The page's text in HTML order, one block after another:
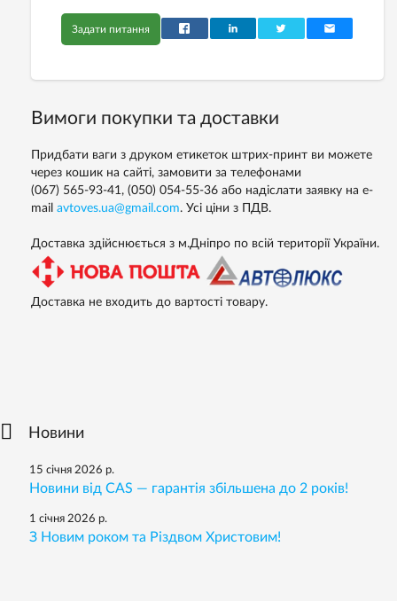
Задати питання
Вимоги покупки та доставки
Придбати ваги з друком етикеток штрих-принт ви можете
через кошик на сайті, замовити за телефонами
(067) 565-93-41, (050) 054-55-36 або надіслати заявку на e-
mail avtoves.ua@gmail.com. Усі ціни з ПДВ.
Доставка здійснюється з м.Дніпро по всій території України.
Доставка не входить до вартості товару.
Новини
15 січня 2026 р.
Новини від CAS — гарантія збільшена до 2 років!
1 січня 2026 р.
З Новим роком та Різдвом Христовим!